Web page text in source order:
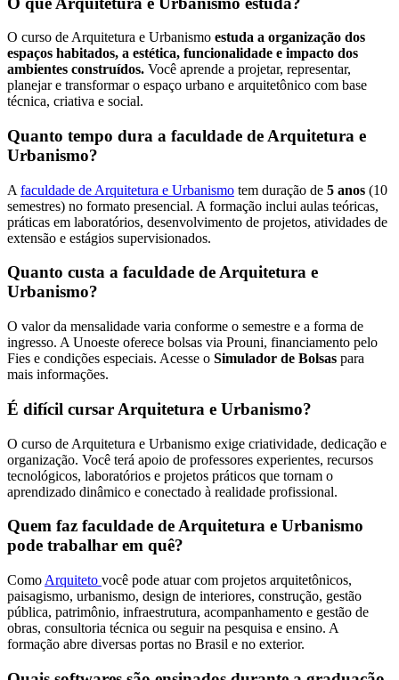
O curso de Arquitetura e Urbanismo estuda a organização dos
espaços habitados, a estética, funcionalidade e impacto dos
ambientes construídos. Você aprende a projetar, representar,
planejar e transformar o espaço urbano e arquitetônico com base
técnica, criativa e social.
Quanto tempo dura a faculdade de Arquitetura e
Urbanismo?
A faculdade de Arquitetura e Urbanismo tem duração de 5 anos (10
semestres) no formato presencial. A formação inclui aulas teóricas,
práticas em laboratórios, desenvolvimento de projetos, atividades de
extensão e estágios supervisionados.
Quanto custa a faculdade de Arquitetura e
Urbanismo?
O valor da mensalidade varia conforme o semestre e a forma de
ingresso. A Unoeste oferece bolsas via Prouni, financiamento pelo
Fies e condições especiais. Acesse o Simulador de Bolsas para
mais informações.
É difícil cursar Arquitetura e Urbanismo?
O curso de Arquitetura e Urbanismo exige criatividade, dedicação e
organização. Você terá apoio de professores experientes, recursos
tecnológicos, laboratórios e projetos práticos que tornam o
aprendizado dinâmico e conectado à realidade profissional.
Quem faz faculdade de Arquitetura e Urbanismo
pode trabalhar em quê?
Como Arquiteto você pode atuar com projetos arquitetônicos,
paisagismo, urbanismo, design de interiores, construção, gestão
pública, patrimônio, infraestrutura, acompanhamento e gestão de
obras, consultoria técnica ou seguir na pesquisa e ensino. A
formação abre diversas portas no Brasil e no exterior.